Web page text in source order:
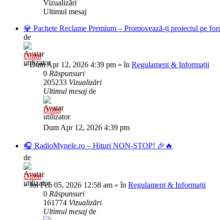
Vizualizări
Ultimul mesaj
💎 Pachete Reclame Premium – Promovează-ți proiectul pe
de
Diliul
»Dum Apr 12, 2026 4:39 pm » în Regulament & Informații
0 Răspunsuri
205233 Vizualizări
Ultimul mesaj de
Diliul
Dum Apr 12, 2026 4:39 pm
🎧 RadioMynele.ro – Hituri NON-STOP! 🎉🔥
de
Diliul
»Joi Feb 05, 2026 12:58 am » în Regulament & Informații
0 Răspunsuri
161774 Vizualizări
Ultimul mesaj de